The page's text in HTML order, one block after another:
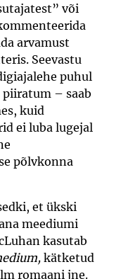
või
arvamust
Seevastu
puhul
piiratum – saab
kuid
ei luba lugejal
põlvkonna
et ükski
meediumi
kasutab
kätketud
romaani jne.